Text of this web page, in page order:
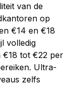
van de
op
€14 en €18
volledig
€18 tot €22 per
Ultra-
zelfs